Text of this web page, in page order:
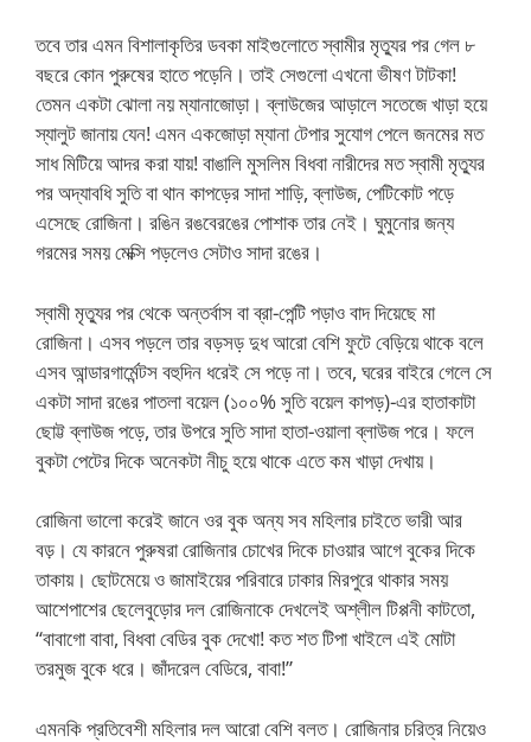
তবে তার এমন বিশালাকৃতির ডবকা মাইগুলোতে স্বামীর মৃত্যুর পর গেল ৮
বছরে কোন পুরুষের হাতে পড়েনি। তাই সেগুলো এখনো ভীষণ টাটকা!
তেমন একটা ঝোলা নয় ম্যানাজোড়া। ব্লাউজের আড়ালে সতেজে খাড়া হয়ে
স্যালুট জানায় যেন! এমন একজোড়া ম্যানা টেপার সুযোগ পেলে জনমের মত
সাধ মিটিয়ে আদর করা যায়! বাঙালি মুসলিম বিধবা নারীদের মত স্বামী মৃত্যুর
পর অদ্যাবধি সুতি বা থান কাপড়ের সাদা শাড়ি, ব্লাউজ, পেটিকোট পড়ে
এসেছে রোজিনা। রঙিন রঙবেরঙের পোশাক তার নেই। ঘুমুনোর জন্য
গরমের সময় মেক্সি পড়লেও সেটাও সাদা রঙের।
স্বামী মৃত্যুর পর থেকে অন্তর্বাস বা ব্রা-পেন্টি পড়াও বাদ দিয়েছে মা
রোজিনা। এসব পড়লে তার বড়সড় দুধ আরো বেশি ফুটে বেড়িয়ে থাকে বলে
এসব আন্ডারগার্মেন্টস বহুদিন ধরেই সে পড়ে না। তবে, ঘরের বাইরে গেলে সে
একটা সাদা রঙের পাতলা বয়েল (১০০% সুতি বয়েল কাপড়)-এর হাতাকাটা
ছোট্ট ব্লাউজ পড়ে, তার উপরে সুতি সাদা হাতা-ওয়ালা ব্লাউজ পরে। ফলে
বুকটা পেটের দিকে অনেকটা নীচু হয়ে থাকে এতে কম খাড়া দেখায়।
রোজিনা ভালো করেই জানে ওর বুক অন্য সব মহিলার চাইতে ভারী আর
বড়। যে কারনে পুরুষরা রোজিনার চোখের দিকে চাওয়ার আগে বুকের দিকে
তাকায়। ছোটমেয়ে ও জামাইয়ের পরিবারে ঢাকার মিরপুরে থাকার সময়
আশেপাশের ছেলেবুড়োর দল রোজিনাকে দেখলেই অশ্লীল টিপ্পনী কাটতো,
“বাবাগো বাবা, বিধবা বেডির বুক দেখো! কত শত টিপা খাইলে এই মোটা
তরমুজ বুকে ধরে। জাঁদরেল বেডিরে, বাবা!”
এমনকি প্রতিবেশী মহিলার দল আরো বেশি বলত। রোজিনার চরিত্র নিয়েও